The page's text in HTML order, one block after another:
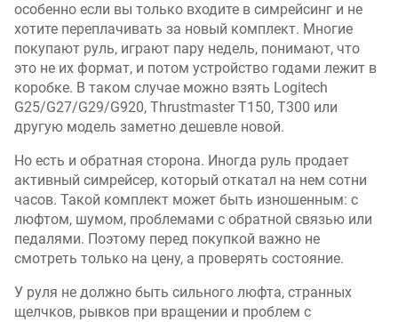
особенно если вы только входите в симрейсинг и не
хотите переплачивать за новый комплект. Многие
покупают руль, играют пару недель, понимают, что
это не их формат, и потом устройство годами лежит в
коробке. В таком случае можно взять Logitech
G25/G27/G29/G920, Thrustmaster T150, T300 или
другую модель заметно дешевле новой.
Но есть и обратная сторона. Иногда руль продает
активный симрейсер, который откатал на нем сотни
часов. Такой комплект может быть изношенным: с
люфтом, шумом, проблемами с обратной связью или
педалями. Поэтому перед покупкой важно не
смотреть только на цену, а проверять состояние.
У руля не должно быть сильного люфта, странных
щелчков, рывков при вращении и проблем с